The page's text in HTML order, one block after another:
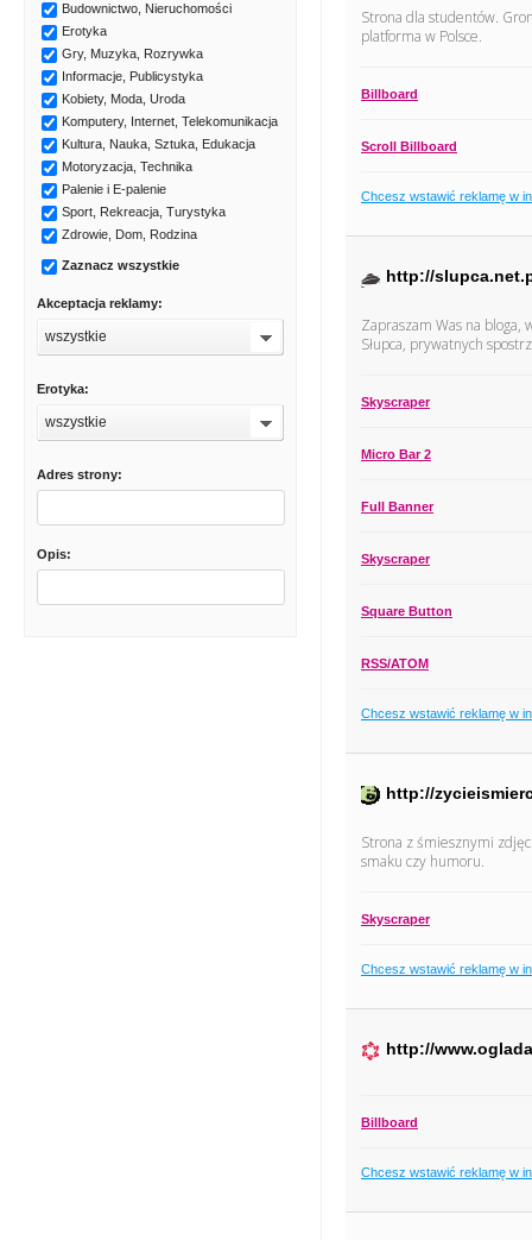
Budownictwo, Nieruchomości
Erotyka
Gry, Muzyka, Rozrywka
Informacje, Publicystyka
Kobiety, Moda, Uroda
Komputery, Internet, Telekomunikacja
Kultura, Nauka, Sztuka, Edukacja
Motoryzacja, Technika
Palenie i E-palenie
Sport, Rekreacja, Turystyka
Zdrowie, Dom, Rodzina
Zaznacz wszystkie
Akceptacja reklamy:
wszystkie
Erotyka:
wszystkie
Adres strony:
Opis:
Strona dla studentów.
platforma w Polsce.
Billboard
Scroll Billboard
Chcesz wstawić reklamę w
http://
Zapraszam Was na
Słupca, prywatnych
Skyscraper
Micro Bar 2
Full Banner
Skyscraper
Square Button
RSS/ATOM
Chcesz wstawić reklamę w
http://
Strona z śmiesznymi
smaku czy humoru.
Skyscraper
Chcesz wstawić reklamę w
http://
Billboard
Chcesz wstawić reklamę w